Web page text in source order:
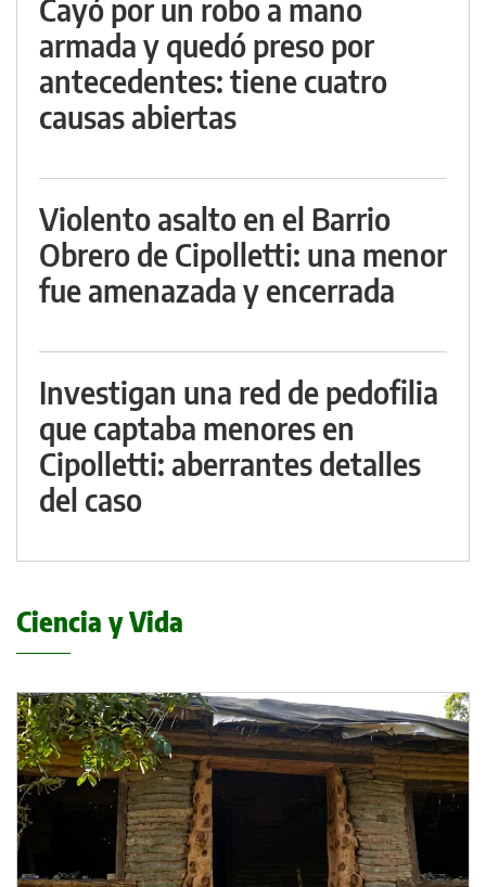
Cayó por un robo a mano
armada y quedó preso por
antecedentes: tiene cuatro
causas abiertas
Violento asalto en el Barrio
Obrero de Cipolletti: una menor
fue amenazada y encerrada
Investigan una red de pedofilia
que captaba menores en
Cipolletti: aberrantes detalles
del caso
Ciencia y Vida